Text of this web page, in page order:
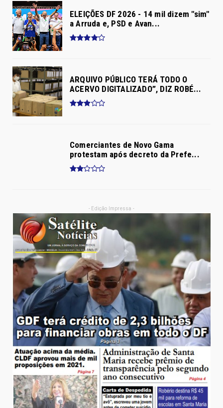
ELEIÇÕES DF 2026 - 14 mil dizem "sim"
a Arruda e, PSD e Avan...
ARQUIVO PÚBLICO TERÁ TODO O
ACERVO DIGITALIZADO”, DIZ ROBÉ...
Comerciantes de Novo Gama
protestam após decreto da Prefe...
- Edição Impressa -